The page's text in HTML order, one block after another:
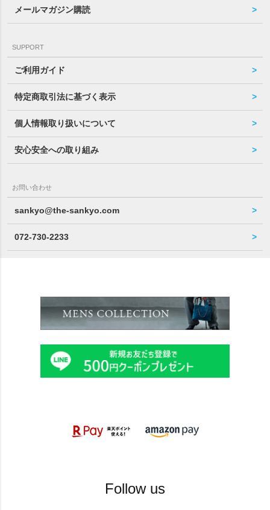
メールマガジン購読
SUPPORT
ご利用ガイド
特定商取引法に基づく表示
個人情報取り扱いについて
安心安全への取り組み
お問い合わせ
sankyo@the-sankyo.com
072-730-2233
Follow us